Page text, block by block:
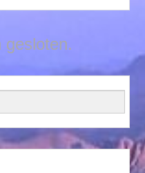
gesloten.